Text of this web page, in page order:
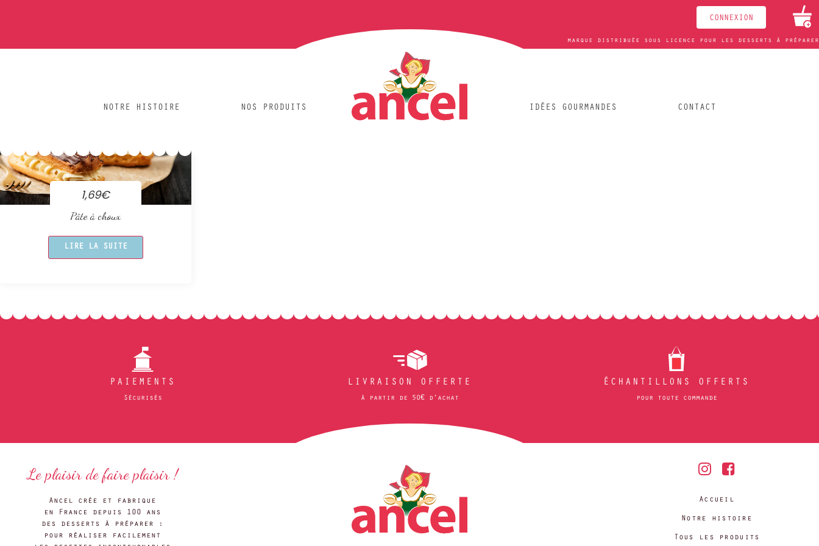
CONNEXION
+
marque distribuée sous licence pour les desserts à préparer
NOTRE HISTOIRE NOS PRODUITS IDÉES GOURMANDES CONTACT
1,69€
Pâte à choux
LIRE LA SUITE
PAIEMENTS
Sécurisés
LIVRAISON OFFERTE
à partir de 50€ d'achat
ÉCHANTILLONS OFFERTS
pour toute commande
Le plaisir de faire plaisir !
Ancel crée et fabrique
en France depuis 100 ans
des desserts à préparer :
pour réaliser facilement
Accueil
Notre histoire
Tous les produits